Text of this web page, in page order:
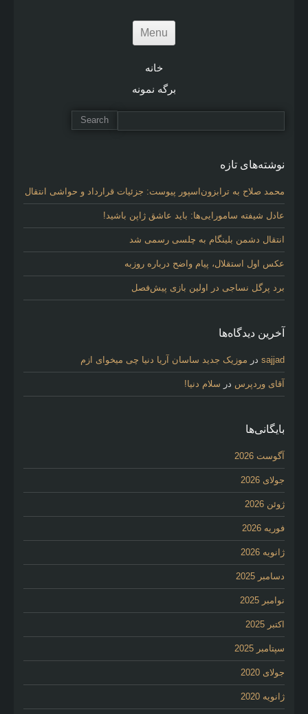
Menu
خانه
برگه نمونه
نوشته‌های تازه
محمد صلاح به ترابزون‌اسپور پیوست: جزئیات قرارداد و حواشی انتقال
عادل شیفته سامورایی‌ها: باید عاشق ژاپن باشید!
انتقال دشمن بلینگام به چلسی رسمی شد
عکس اول استقلال، پیام واضح درباره روزبه
برد پرگل نساجی در اولین بازی پیش‌فصل
آخرین دیدگاه‌ها
sajjad در موزیک جدید ساسان آریا دنیا چی میخوای ازم
آقای وردپرس در سلام دنیا!
بایگانی‌ها
آگوست 2026
جولای 2026
ژوئن 2026
فوریه 2026
ژانویه 2026
دسامبر 2025
نوامبر 2025
اکتبر 2025
سپتامبر 2025
جولای 2020
ژانویه 2020